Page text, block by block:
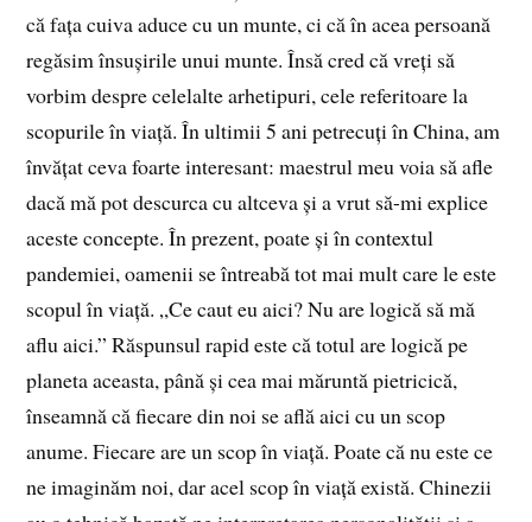
că fața cuiva aduce cu un munte, ci că în acea persoană
regăsim însușirile unui munte. Însă cred că vreți să
vorbim despre celelalte arhetipuri, cele referitoare la
scopurile în viață. În ultimii 5 ani petrecuți în China, am
învățat ceva foarte interesant: maestrul meu voia să afle
dacă mă pot descurca cu altceva și a vrut să-mi explice
aceste concepte. În prezent, poate și în contextul
pandemiei, oamenii se întreabă tot mai mult care le este
scopul în viață. „Ce caut eu aici? Nu are logică să mă
aflu aici.” Răspunsul rapid este că totul are logică pe
planeta aceasta, până și cea mai măruntă pietricică,
înseamnă că fiecare din noi se află aici cu un scop
anume. Fiecare are un scop în viață. Poate că nu este ce
ne imaginăm noi, dar acel scop în viață există. Chinezii